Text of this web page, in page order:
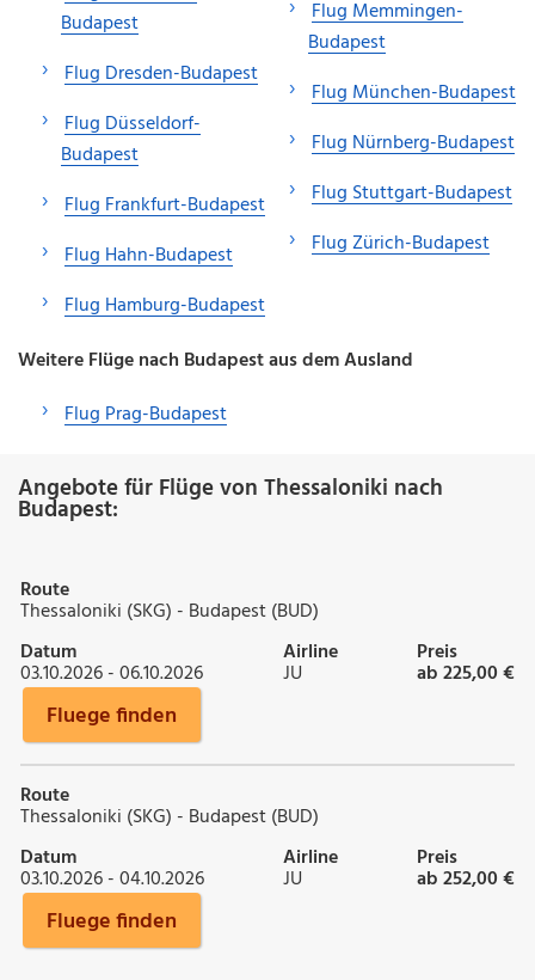
Budapest
Flug Dresden-Budapest
Flug Düsseldorf-
Budapest
Flug Frankfurt-Budapest
Flug Hahn-Budapest
Flug Hamburg-Budapest
Flug Memmingen-
Budapest
Flug München-Budapest
Flug Nürnberg-Budapest
Flug Stuttgart-Budapest
Flug Zürich-Budapest
Weitere Flüge nach Budapest aus dem Ausland
Flug Prag-Budapest
Angebote für Flüge von Thessaloniki nach
Budapest:
Route
Thessaloniki (SKG) - Budapest (BUD)
Datum
03.10.2026 - 06.10.2026
Airline
JU
Preis
ab 225,00 €
Fluege finden
Route
Thessaloniki (SKG) - Budapest (BUD)
Datum
03.10.2026 - 04.10.2026
Airline
JU
Preis
ab 252,00 €
Fluege finden